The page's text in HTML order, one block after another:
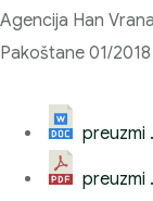
Agencija Han
Pakoštane 01/2018
preuzmi
preuzmi